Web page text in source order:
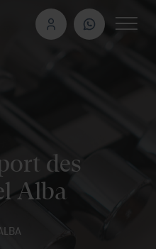
des
Alba